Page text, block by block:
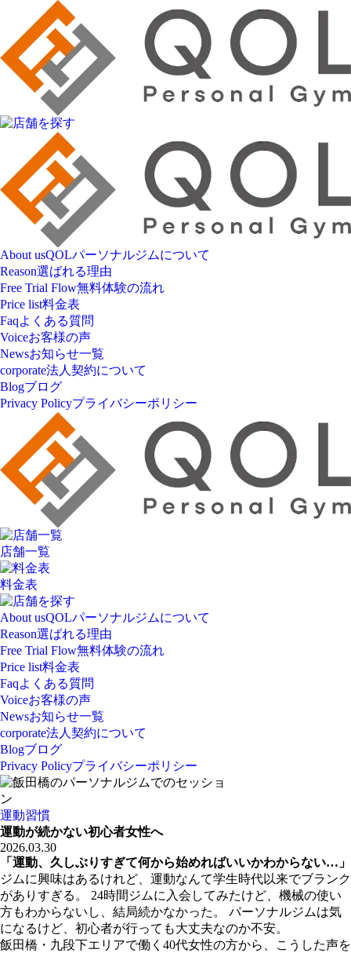
About usQOLパーソナルジムについて
Reason選ばれる理由
Free Trial Flow無料体験の流れ
Price list料金表
Faqよくある質問
Voiceお客様の声
Newsお知らせ一覧
corporate法人契約について
Blogブログ
Privacy Policyプライバシーポリシー
店舗一覧
料金表
About usQOLパーソナルジムについて
Reason選ばれる理由
Free Trial Flow無料体験の流れ
Price list料金表
Faqよくある質問
Voiceお客様の声
Newsお知らせ一覧
corporate法人契約について
Blogブログ
Privacy Policyプライバシーポリシー
運動習慣
運動が続かない初心者女性へ
2026.03.30
「運動、久しぶりすぎて何から始めればいいかわからない…」
ジムに興味はあるけれど、運動なんて学生時代以来でブランク
がありすぎる。 24時間ジムに入会してみたけど、機械の使い
方もわからないし、結局続かなかった。 パーソナルジムは気
になるけど、初心者が行っても大丈夫なのか不安。
飯田橋・九段下エリアで働く40代女性の方から、こうした声を